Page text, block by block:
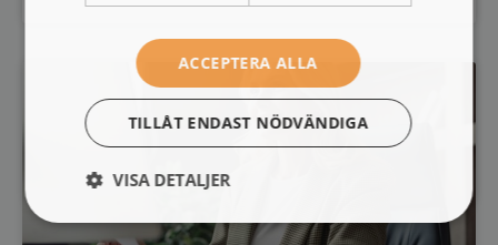
ACCEPTERA ALLA
TILLÅT ENDAST NÖDVÄNDIGA
VISA DETALJER